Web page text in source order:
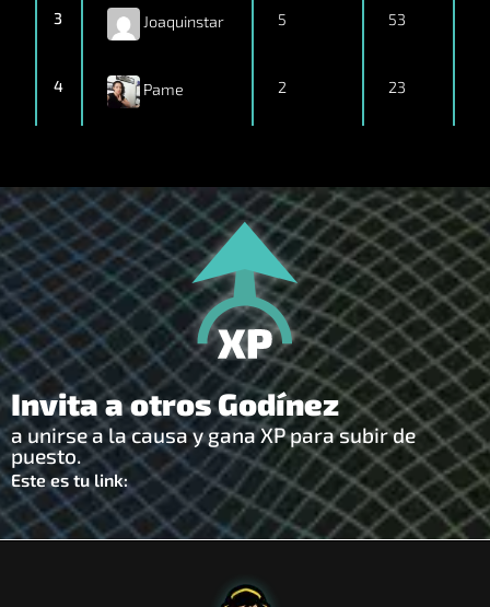
3 Joaquinstar 5 53
4 Pame 2 23
Invita a otros Godínez
a unirse a la causa y gana XP para subir de
puesto.
Este es tu link: